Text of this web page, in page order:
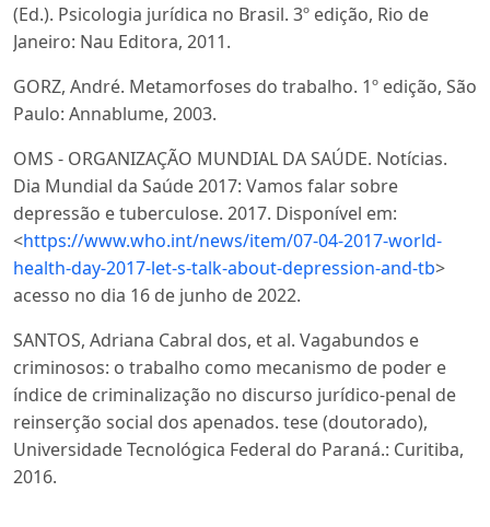
(Ed.). Psicologia jurídica no Brasil. 3º edição, Rio de
Janeiro: Nau Editora, 2011.
GORZ, André. Metamorfoses do trabalho. 1º edição, São
Paulo: Annablume, 2003.
OMS - ORGANIZAÇÃO MUNDIAL DA SAÚDE. Notícias.
Dia Mundial da Saúde 2017: Vamos falar sobre
depressão e tuberculose. 2017. Disponível em:
<https://www.who.int/news/item/07-04-2017-world-
health-day-2017-let-s-talk-about-depression-and-tb>
acesso no dia 16 de junho de 2022.
SANTOS, Adriana Cabral dos, et al. Vagabundos e
criminosos: o trabalho como mecanismo de poder e
índice de criminalização no discurso jurídico-penal de
reinserção social dos apenados. tese (doutorado),
Universidade Tecnológica Federal do Paraná.: Curitiba,
2016.